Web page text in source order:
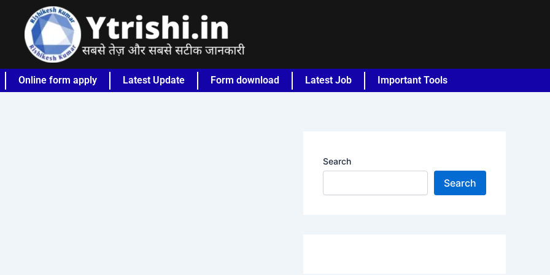
Online form apply Latest Update Form download Latest Job Important Tools
Search
Search